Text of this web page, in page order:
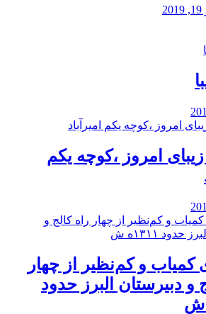
امروز ،کوچه یکم
کمیاب و کم‌نظیر از چهار
و دبيرستان البرز حدود